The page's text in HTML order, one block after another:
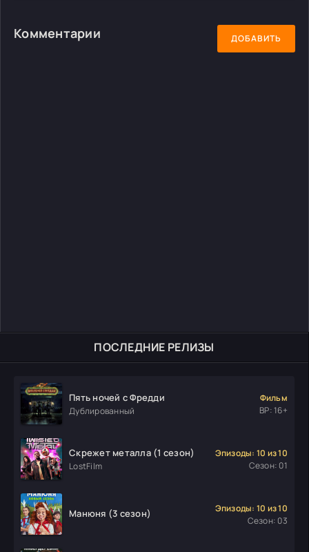
ПОСЛЕДНИЕ РЕЛИЗЫ
Пять ночей с Фредди
Дублированный
Фильм
ВР: 16+
Скрежет металла (1 сезон)
LostFilm
Эпизоды: 10 из 10
Сезон: 01
Манюня (3 сезон)
Эпизоды: 10 из 10
Сезон: 03
Комментарии ДОБАВИТЬ